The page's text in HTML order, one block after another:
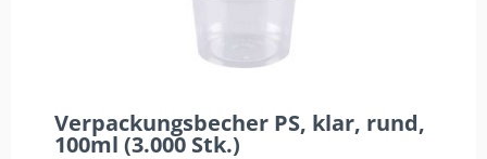
Verpackungsbecher PS, klar, rund,
100ml (3.000 Stk.)